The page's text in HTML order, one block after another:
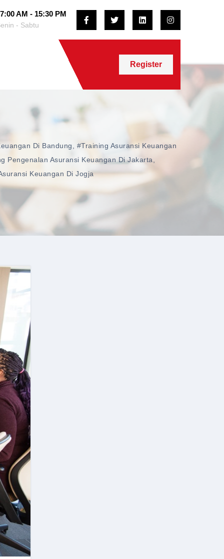
AM - 15:30 PM
- Sabtu
Register
Di Bandung
#training Asuransi Keuangan
Pengenalan Asuransi Keuangan Di Jakarta
Keuangan Di Jogja